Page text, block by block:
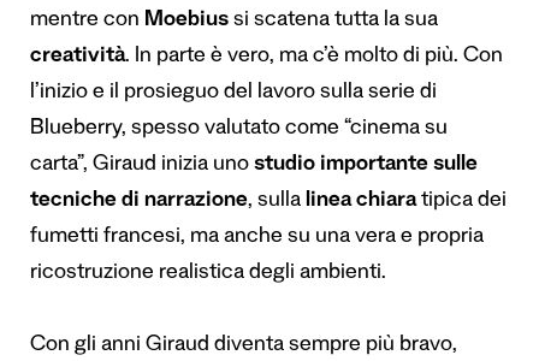
mentre con Moebius si scatena tutta la sua
creatività. In parte è vero, ma c’è molto di più. Con
l’inizio e il prosieguo del lavoro sulla serie di
Blueberry, spesso valutato come “cinema su
carta”, Giraud inizia uno studio importante sulle
tecniche di narrazione, sulla linea chiaratipica dei
fumetti francesi, ma anche su una vera e propria
ricostruzione realistica degli ambienti.
Con gli anni Giraud diventa sempre più bravo,